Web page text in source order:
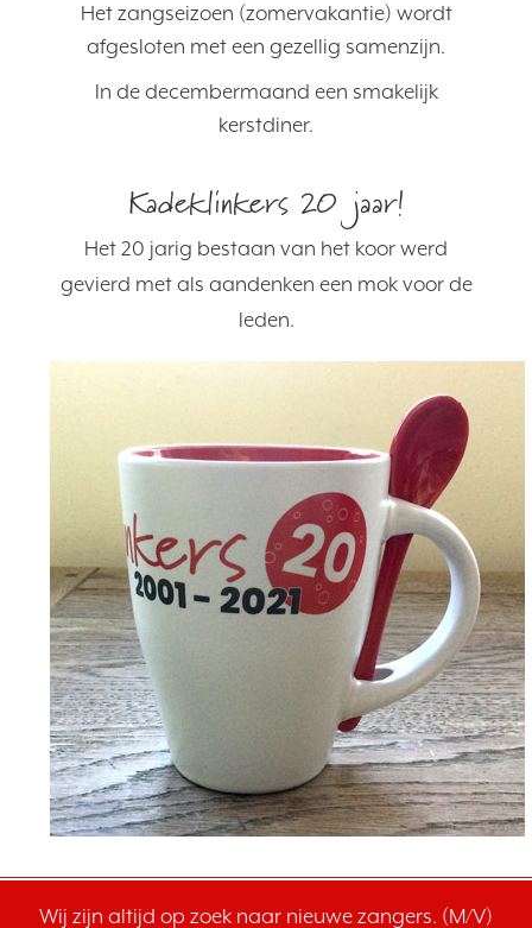
Het zangseizoen (zomervakantie) wordt
afgesloten met een gezellig samenzijn.
In de decembermaand een smakelijk
kerstdiner.
Kadeklinkers 20 jaar!
Het 20 jarig bestaan van het koor werd
gevierd met als aandenken een mok voor de
leden.
Wij zijn altijd op zoek naar nieuwe zangers. (M/V)